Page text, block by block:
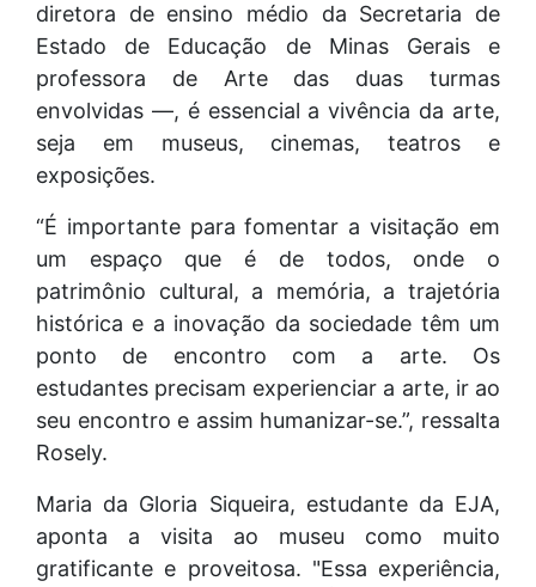
diretora de ensino médio da Secretaria de
Estado de Educação de Minas Gerais e
professora de Arte das duas turmas
envolvidas —, é essencial a vivência da arte,
seja em museus, cinemas, teatros e
exposições.
“É importante para fomentar a visitação em
um espaço que é de todos, onde o
patrimônio cultural, a memória, a trajetória
histórica e a inovação da sociedade têm um
ponto de encontro com a arte. Os
estudantes precisam experienciar a arte, ir ao
seu encontro e assim humanizar-se.”, ressalta
Rosely.
Maria da Gloria Siqueira, estudante da EJA,
aponta a visita ao museu como muito
gratificante e proveitosa. "Essa experiência,